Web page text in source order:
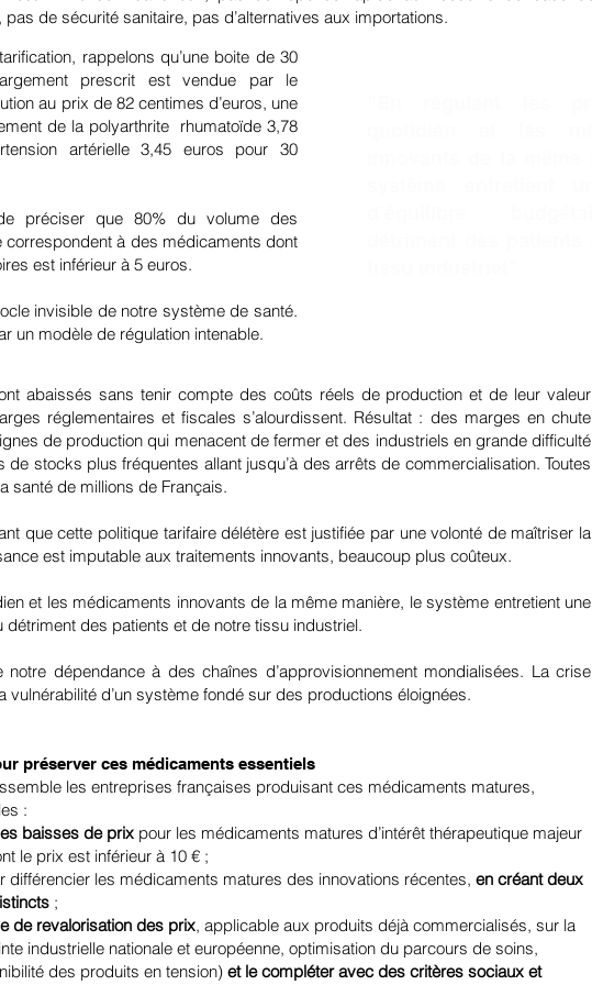
de sécurité sanitaire, pas d’alternatives aux importations.
rappelons qu’une boite de 30
prescrit est vendue par le
au prix de 82 centimes d’euros, une
de la polyarthrite rhumatoïde 3,78
artérielle 3,45 euros pour 30
préciser que 80% du volume des
à des médicaments dont
est inférieur à 5 euros.
invisible de notre système de santé.
un modèle de régulation intenable.
abaissés sans tenir compte des coûts réels de production et de leur valeur
réglementaires et fiscales s’alourdissent. Résultat : des marges en chute
de production qui menacent de fermer et des industriels en grande difficulté
stocks plus fréquentes allant jusqu’à des arrêts de commercialisation. Toutes
santé de millions de Français.
que cette politique tarifaire délétère est justifiée par une volonté de maîtriser la
est imputable aux traitements innovants, beaucoup plus coûteux.
et les médicaments innovants de la même manière, le système entretient une
détriment des patients et de notre tissu industriel.
dépendance à des chaînes d’approvisionnement mondialisées. La crise
vulnérabilité d’un système fondé sur des productions éloignées.
préserver ces médicaments essentiels
les entreprises françaises produisant ces médicaments matures,
:
baisses de prix pour les médicaments matures d’intérêt thérapeutique majeur
le prix est inférieur à 10 € ;
différencier les médicaments matures des innovations récentes, en créant deux
;
de revalorisation des prix, applicable aux produits déjà commercialisés, sur la
industrielle nationale et européenne, optimisation du parcours de soins,
des produits en tension) et le compléter avec des critères sociaux et